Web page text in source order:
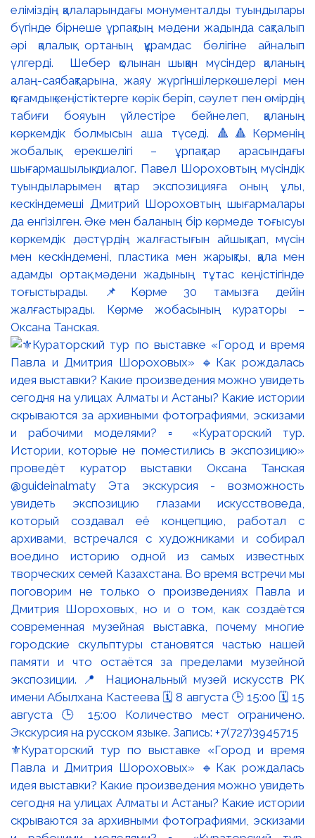
еліміздің қалаларындағы монументалды туындылары
бүгінде бірнеше ұрпақтың мәдени жадында сақталып
әрі қалалық ортаның құрамдас бөлігіне айналып
үлгерді. Шебер қолынан шыққан мүсіндер қаланың
алаң-саябақтарына, жаяу жүргіншілеркөшелері мен
қоғамдық кеңістіктерге көрік беріп, сәулет пен өмірдің
табиғи бояуын үйлестіре бейнелеп, қаланың
көркемдік болмысын аша түседі. 🔺🔺Көрменің
жобалық ерекшелігі – ұрпақтар арасындағы
шығармашылық диалог. Павел Шороховтың мүсіндік
туындыларымен қатар экспозицияға оның ұлы,
кескіндемеші Дмитрий Шороховтың шығармалары
да енгізілген. Әке мен баланың бір көрмеде тоғысуы
көркемдік дәстүрдің жалғастығын айшықтап, мүсін
мен кескіндемені, пластика мен жарықты, қала мен
адамды ортақ мәдени жадының тұтас кеңістігінде
тоғыстырады. 📌Көрме 30 тамызға дейін
жалғастырады. Көрме жобасының кураторы –
Оксана Танская.
⚜️Кураторский тур по выставке «Город и время
Павла и Дмитрия Шороховых» 🔹Как рождалась
идея выставки? Какие произведения можно увидеть
сегодня на улицах Алматы и Астаны? Какие истории
скрываются за архивными фотографиями, эскизами